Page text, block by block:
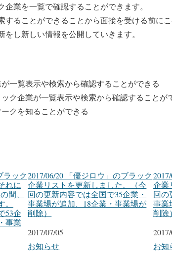
業を一覧で確認することができます。
することができることから面接を受ける前に
し新しい情報を公開していきます。
一覧表示や検索から確認することができる
ク企業が一覧表示や検索から確認することが
クを知ることができる
ラック
れに
間、
53企
事業
2017/06/20 「優ジロウ」のブラック
企業リストを更新しました。（今
回の更新内容では全国で35企業・
事業場が追加、18企業・事業場が
削除）
日付
2017/07/05
関連理由
お知らせ
企業
回の
事業
削除）
日付
関連
お知